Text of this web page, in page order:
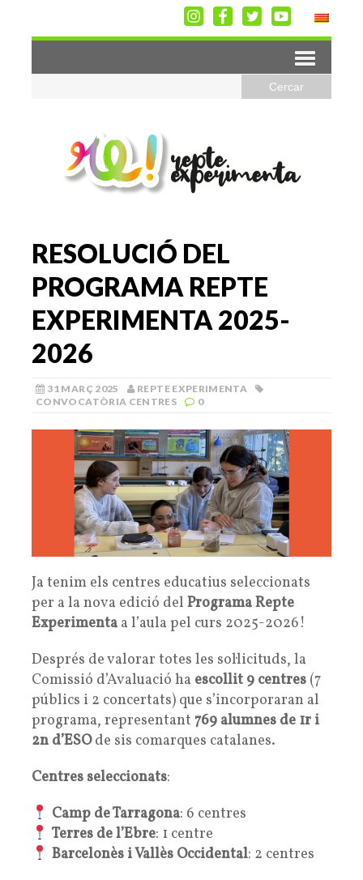
RESOLUCIÓ DEL
PROGRAMA REPTE
EXPERIMENTA 2025-
2026
31 MARÇ 2025
REPTE EXPERIMENTA
CONVOCATÒRIA CENTRES
0
Ja tenim els centres educatius seleccionats
per a la nova edició del Programa Repte
Experimenta a l’aula pel curs 2025-2026!
Després de valorar totes les sol·licituds, la
Comissió d’Avaluació ha escollit 9 centres (7
públics i 2 concertats) que s’incorporaran al
programa, representant 769 alumnes de 1r i
2n d’ESOde sis comarques catalanes.
Centres seleccionats:
Camp de Tarragona: 6 centres
Terres de l’Ebre: 1 centre
Barcelonès i Vallès Occidental: 2 centres